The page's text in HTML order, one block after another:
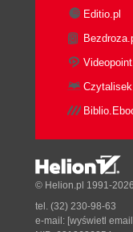
Editio.pl
© Helion.pl 1991-2026
tel. (32) 230-98-63
e-mail: [wyświetl